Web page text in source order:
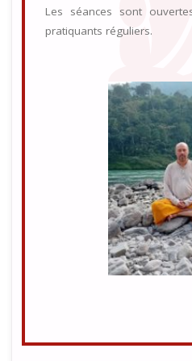
Les séances sont
pratiquants réguliers.